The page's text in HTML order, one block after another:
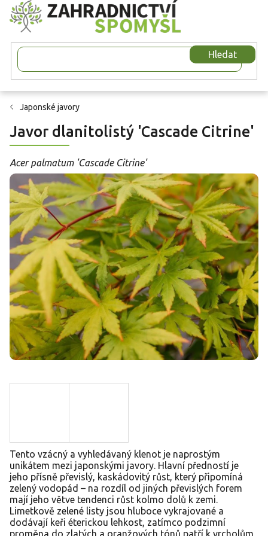
Přejít
na
obsah
Hledat
Japonské javory
Javor dlanitolistý 'Cascade Citrine'
Acer palmatum 'Cascade Citrine'
Tento vzácný a vyhledávaný klenot je naprostým
unikátem mezi japonskými javory. Hlavní předností je
jeho přísně převislý, kaskádovitý růst, který připomíná
zelený vodopád – na rozdíl od jiných převislých forem
mají jeho větve tendenci růst kolmo dolů k zemi.
Limetkově zelené listy jsou hluboce vykrajované a
dodávají keři éterickou lehkost, zatímco podzimní
proměna do zlatých a oranžových tónů patří k vrcholům